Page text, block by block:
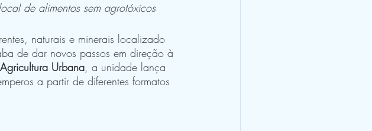
de alimentos sem agrotóxicos
naturais e minerais localizado
de dar novos passos em direção à
Urbana, a unidade lança
a partir de diferentes formatos